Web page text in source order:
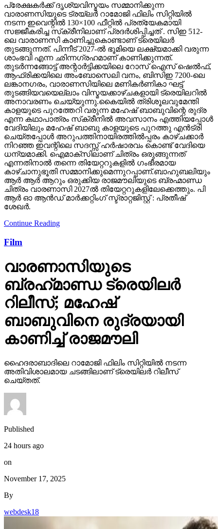
പ്രേക്ഷകർക്ക് ദൃശ്യവിസ്മയം സമ്മാനിക്കുന്ന
വാരാണസിയുടെ ട്രയ്ലർ റാമോജി ഫിലിം സിറ്റിയിൽ
നടന്ന ഇവെന്റിൽ 130×100 ഫീറ്റിൽ പ്രത്യേകമായി
സജ്ജീകരിച്ച സ്‌ക്രീനിലാണ് പ്രദർശിപ്പിച്ചത് . സിഇ 512-
ലെ വാരാണസി കാണിച്ചുകൊണ്ടാണ് ട്രെയിലര്‍
തുടങ്ങുന്നത്. പിന്നീട് 2027-ല്‍ ഭൂമിയെ ലക്ഷ്യമാക്കി വരുന്ന
ശാംഭവി എന്ന ഛിന്നഗ്രഹമാണ് കാണിക്കുന്നത്.
തുടര്‍ന്നങ്ങോട്ട് അന്റാര്‍ട്ടിക്കയിലെ റോസ് ഐസ് ഷെല്‍ഫ്,
ആഫ്രിക്കയിലെ അംബോസെലി വനം, ബിസിഇ 7200-ലെ
ലങ്കാനഗരം, വാരാണസിയിലെ മണികര്‍ണികാ ഘട്ട്
തുടങ്ങിയവയെല്ലാം വിസ്മയക്കാഴ്ചകളായി ട്രെയിലറില്‍
അനാവരണം ചെയ്യുന്നു.കൈയില്‍ ത്രിശൂലവുമേന്തി
കാളയുടെ പുറത്തേറി വരുന്ന മഹേഷ് ബാബുവിന്റെ രുദ്ര
എന്ന കഥാപാത്രം സ്‌ക്രീനിൽ അവസാനം എത്തിയപ്പോൾ
വേദിയിലും മഹേഷ് ബാബു കാളയുടെ പുറത്തു എൻട്രി
ചെയ്തപ്പോൾ അറുപത്തിനായിരത്തിൽപ്പരം കാഴ്ചക്കാർ
നിറഞ്ഞ ഇവന്റിലെ സദസ്സ് ഹർഷാരവം കൊണ്ട് വേദിയെ
ധന്യമാക്കി. ഐമാക്‌സിലാണ് ചിത്രം ഒരുങ്ങുന്നത്
എന്നതിനാല്‍ തന്നെ തിയേറ്ററുകളില്‍ ഗംഭീരമായ
കാഴ്ചാനുഭൂതി സമ്മാനിക്കുമെന്നുറപ്പാണ്.ബാഹുബലിയും
ആർ ആർ ആറും ഒരുക്കിയ രാജമൗലിയുടെ ബ്രഹ്മാണ്ഡ
ചിത്രം വാരണാസി 2027ൽ തിയേറ്ററുകളിലേക്കെത്തും. പി
ആർ ഓ ആൻഡ് മാർക്കറ്റിംഗ് സ്ട്രാറ്റജിസ്റ്റ് : പ്രതീഷ്
ശേഖർ.
Continue Reading
Film
വാരണാസിയുടെ
ബ്രഹ്‌മാണ്ഡ ട്രെയിലര്‍
റിലീസ്; മഹേഷ്
ബാബുവിനെ രുദ്രയായി
കാണിച്ച് രാജമൗലി
ഹൈദരാബാദിലെ റാമോജി ഫിലിം സിറ്റിയില്‍ നടന്ന
അതിവിശാലമായ ചടങ്ങിലാണ് ട്രെയിലര്‍ റിലീസ്
ചെയ്തത്.
Published
24 hours ago
on
November 17, 2025
By
webdesk18